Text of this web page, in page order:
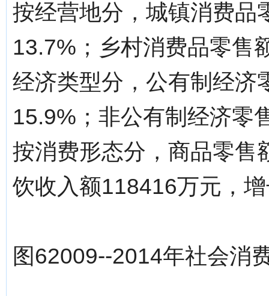
按经营地分，城镇消费品
13.7%；乡村消费品零售
经济类型分，公有制经济
15.9%；非公有制经济零
按消费形态分，商品零售
饮收入额118416万元，
图62009--2014年社会消